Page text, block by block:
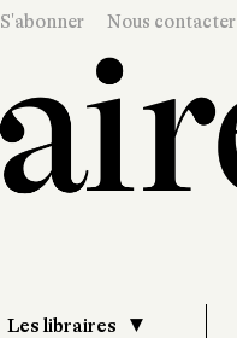
S'abonner Nous contacter
Les libraires